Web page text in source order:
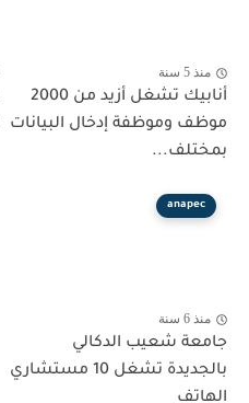
منذ 5 سنة
أنابيك تشغل أزيد من 2000
موظف وموظفة إدخال البيانات
بمختلف...
anapec
منذ 6 سنة
جامعة شعيب الدكالي
بالجديدة تشغل 10 مستشاري
الهاتف